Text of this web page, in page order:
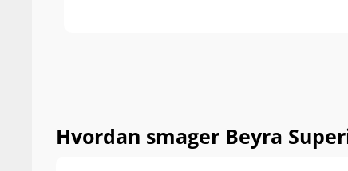
Hvordan smager Beyra